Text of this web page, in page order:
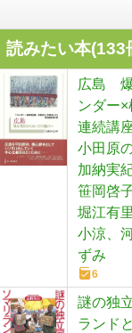
読みたい本(133
広島
ンダー
連続講
小田原
加納実
笹岡啓
堀江有
小涼、
ずみ
6
謎の独
ランド